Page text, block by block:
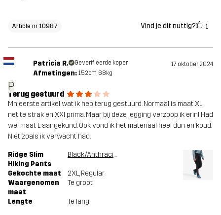
Article nr 10987 Vind je dit nuttig? 1
P
Patricia R. Geverifieerde koper 17 oktober 2024
Afmetingen: 152cm, 68kg
Terug gestuurd
Mn eerste artikel wat ik heb terug gestuurd. Normaal is maat XL
net te strak en XXl prima. Maar bij deze legging verzoop ik erin! Had
wel maat L aangekund. Ook vond ik het materiaal heel dun en koud.
Niet zoals ik verwacht had.
Ridge Slim
Hiking Pants
Black/Anthracite
Gekochte maat 2XL, Regular
Waargenomen
maat
Te groot
Lengte Te lang